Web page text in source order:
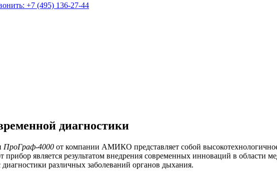
+7 (495) 136-27-44
диагностики
ПроГраф-4000 от компании АМИКО представляет собой
прибор является результатом внедрения современных инноваций в области
различных заболеваний органов дыхания.